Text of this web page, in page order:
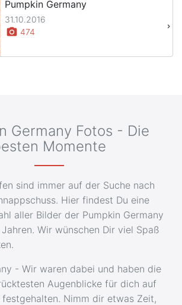
Pumpkin Germany
31.10.2016
photo_camera 474
keyboard_arrow_right
Germany Fotos - Die
Momente
sind immer auf der Suche nach
Hier findest Du eine
aller Bilder der Pumpkin Germany
Wir wünschen Dir viel Spaß
- Wir waren dabei und haben die
Augenblicke für dich auf
festgehalten. Nimm dir etwas Zeit,